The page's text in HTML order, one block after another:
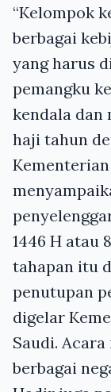
“Kelompok
berbagai
yang harus
pemangku
kendala dan
haji tahun
1446 H atau
tahapan itu
penutupan
digelar
Saudi.
berbagai